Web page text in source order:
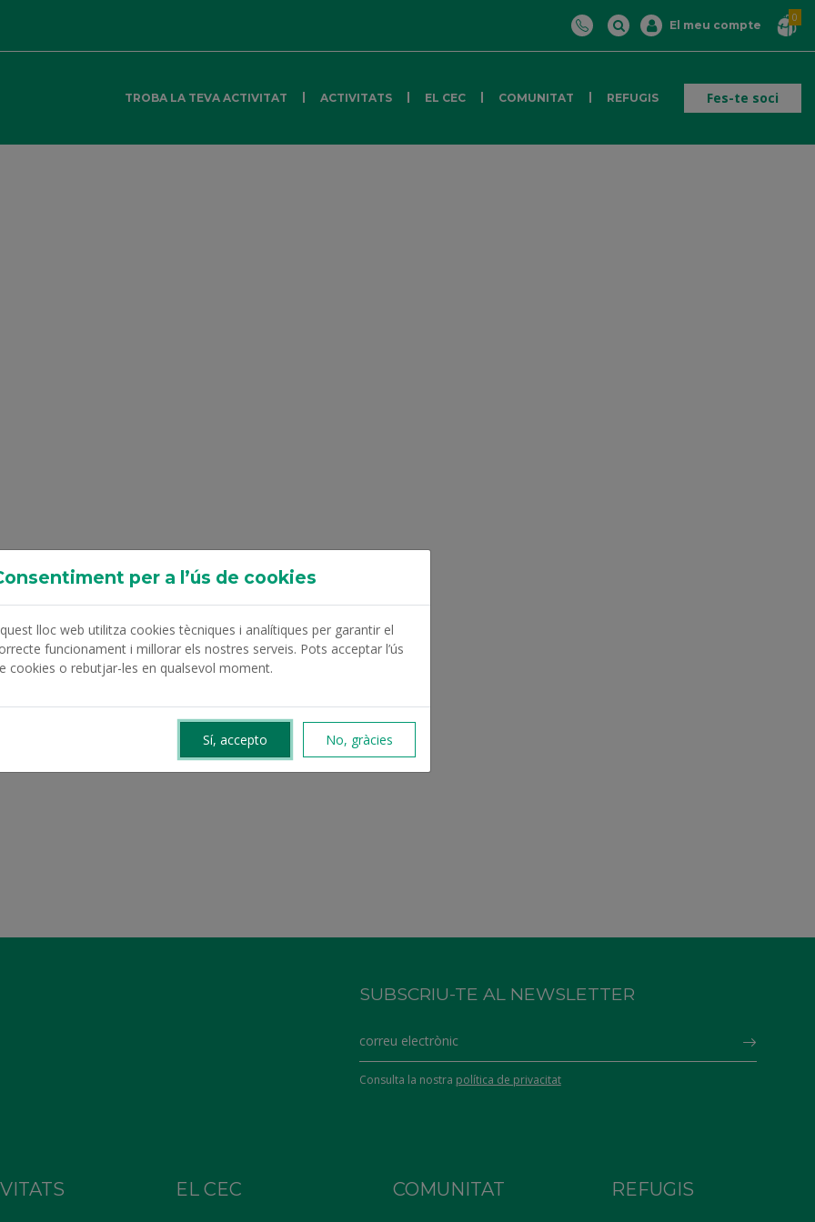
El meu compte
0
TROBA LA TEVA ACTIVITAT ACTIVITATS EL CEC COMUNITAT REFUGIS Fes-te soci
SUBSCRIU-TE AL NEWSLETTER
Subscribe
Consulta la nostra política de privacitat
EL CEC COMUNITAT REFUGIS
per a l’ús de cookies
lloc web utilitza cookies tècniques i analítiques per garantir el
funcionament i millorar els nostres serveis. Pots acceptar l’ús
cookies o rebutjar-les en qualsevol moment.
Sí, accepto No, gràcies